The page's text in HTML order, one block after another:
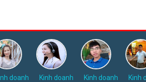
doanh
Kinh doanh
Kinh doanh
Kinh